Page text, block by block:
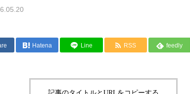
Hatena Line RSS feedly